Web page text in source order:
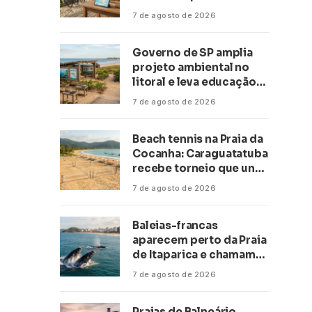
transformar negócios
7 de agosto de 2026
Governo de SP amplia
projeto ambiental no
litoral e leva educação
climática a escolas de 16
7 de agosto de 2026
Beach tennis na Praia da
Cocanha: Caraguatatuba
recebe torneio que une
esporte, lazer e mar
7 de agosto de 2026
Baleias-francas
aparecem perto da Praia
de Itaparica e chamam
atenção no litoral do
7 de agosto de 2026